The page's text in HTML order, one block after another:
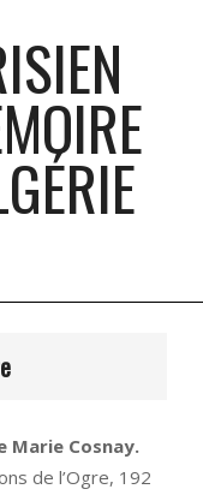
Marie Cosnay.
de l’Ogre, 192